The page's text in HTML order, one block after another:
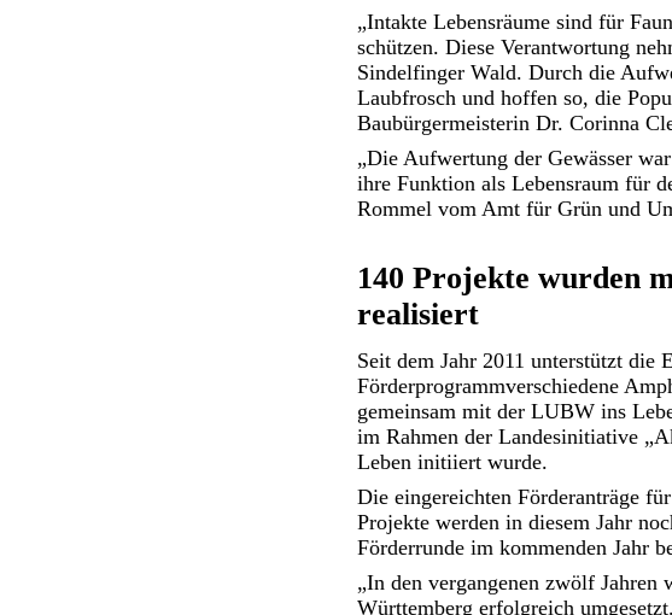
„Intakte Lebensräume sind für
schützen. Diese Verantwortung
Sindelfinger Wald. Durch die
Laubfrosch und hoffen so, die
Baubürgermeisterin Dr. Corinna
„Die Aufwertung der Gewässer
ihre Funktion als Lebensraum für
Rommel vom Amt für Grün und
140 Projekte wurden
realisiert
Seit dem Jahr 2011 unterstützt
Förderprogrammverschiedene
gemeinsam mit der LUBW ins
im Rahmen der Landesinitiative
Leben initiiert wurde.
Die eingereichten Förderanträge
Projekte werden in diesem Jahr
Förderrunde im kommenden Jahr
„In den vergangenen zwölf
Württemberg erfolgreich